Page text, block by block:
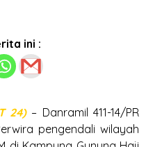
ini :
24)– Danramil 411-14/PR
pengendali wilayah